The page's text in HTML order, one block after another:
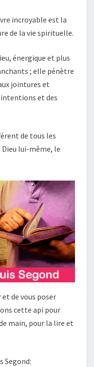
incroyable est la
de la vie spirituelle.
énergique et plus
; elle pénètre
jointures et
intentions et des
de tous les
Dieu lui-même, le
de vous poser
cette api pour
main, pour la lire et
Segond: